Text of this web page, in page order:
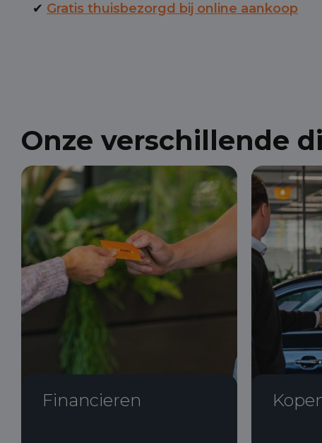
✔ Gratis thuisbezorgd bij online aankoop
Onze verschillende
Financieren